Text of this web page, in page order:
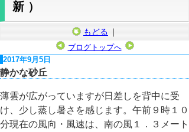
新）
もどる ｜
ブログトップへ
2017年9月5日
静かな砂丘
薄雲が広がっていますが日差しを背中に受
け、少し蒸し暑さを感じます。午前９時１０
分現在の風向・風速は、南の風１．３メート